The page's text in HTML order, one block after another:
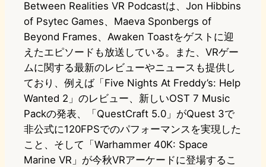
Between Realities VR Podcastは、Jon Hibbins
of Psytec Games、Maeva Sponbergs of
Beyond Frames、Awaken Toastをゲストに迎
えたエピソードも放送している。また、VRゲー
ムに関する最新のレビューやニュースも提供し
ており、例えば「Five Nights At Freddy’s: Help
Wanted 2」のレビュー、新しいOST 7 Music
Packの発表、「QuestCraft 5.0」がQuest 3で
非公式に120FPSでのパフォーマンスを実現した
こと、そして「Warhammer 40K: Space
Marine VR」が今秋VRアーケードに登場するこ